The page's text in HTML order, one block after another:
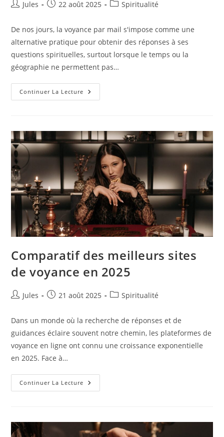
Auteur/autrice
la
publication :
Jules
Publication
22 août 2025
PostSpiritualité
De nos jours, la voyance par mail s'impose comme une
alternative pratique pour obtenir des réponses à ses
questions spirituelles, surtout lorsque le temps ou la
géographie ne permettent pas…
Continuer La Lecture Est-
Il
Séance
De
Voyance
Par
Mail
?
Comparatif des meilleurs sites
de voyance en 2025
Auteur/autrice
publication :
Jules
Publication
21 août 2025
PostSpiritualité
Dans un monde où la recherche de réponses et de
guidances éclaire souvent notre chemin, les plateformes de
voyance en ligne ont connu une croissance exponentielle
en 2025. Face à…
Continuer La Lecture Comparatif
Des
En
2025